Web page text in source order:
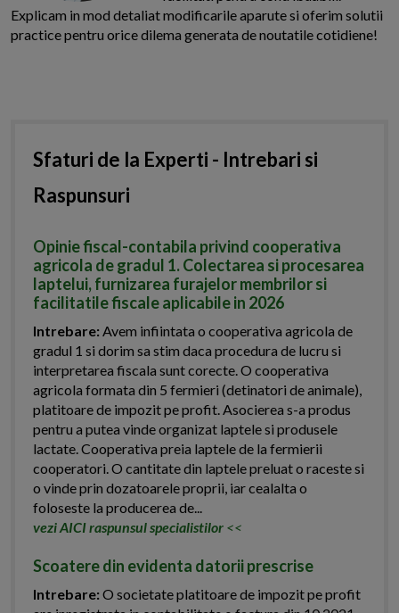
Explicam in mod detaliat modificarile aparute si oferim solutii
practice pentru orice dilema generata de noutatile cotidiene!
Sfaturi de la Experti - Intrebari si
Raspunsuri
Opinie fiscal-contabila privind cooperativa
agricola de gradul 1. Colectarea si procesarea
laptelui, furnizarea furajelor membrilor si
facilitatile fiscale aplicabile in 2026
Intrebare:Avem infiintata o cooperativa agricola de
gradul 1 si dorim sa stim daca procedura de lucru si
interpretarea fiscala sunt corecte. O cooperativa
agricola formata din 5 fermieri (detinatori de animale),
platitoare de impozit pe profit. Asocierea s-a produs
pentru a putea vinde organizat laptele si produsele
lactate. Cooperativa preia laptele de la fermierii
cooperatori. O cantitate din laptele preluat o raceste si
o vinde prin dozatoarele proprii, iar cealalta o
foloseste la producerea de...
vezi AICI raspunsul specialistilor <<
Scoatere din evidenta datorii prescrise
Intrebare:O societate platitoare de impozit pe profit